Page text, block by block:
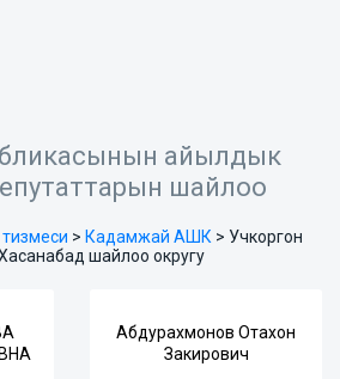
айылдык
шайлоо
> Кадамжай АШК > Учкоргон
шайлоо округу
Абдурахмонов Отахон
Закирович